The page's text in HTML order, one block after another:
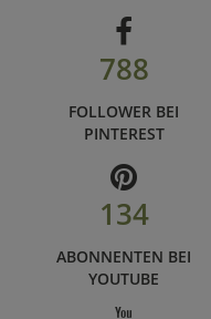
788
FOLLOWER BEI
PINTEREST
134
ABONNENTEN BEI
YOUTUBE